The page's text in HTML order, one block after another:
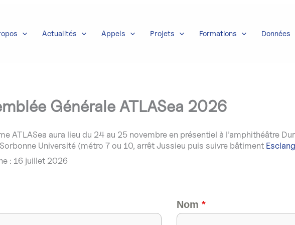
Actualités Appels Projets Formations Données
Générale ATLASea 2026
ATLASea aura lieu du 24 au 25 novembre en présentiel à l’amphithéâtre
Université (métro 7 ou 10, arrêt Jussieu puis suivre bâtiment
: 16 juillet 2026
Nom *